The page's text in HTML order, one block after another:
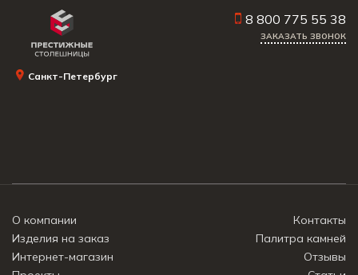
Санкт-Петербург
8 800 775 55 38
ЗАКАЗАТЬ ЗВОНОК
О компании
Контакты
Изделия на заказ
Палитра камней
Интернет-магазин
Отзывы